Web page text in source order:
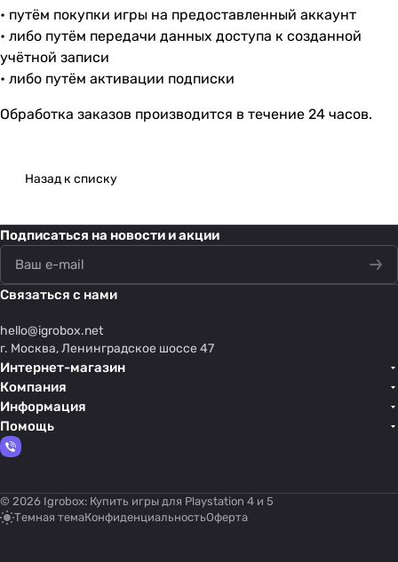
• путём покупки игры на предоставленный аккаунт
• либо путём передачи данных доступа к созданной
учётной записи
• либо путём активации подписки
Обработка заказов производится в течение 24 часов.
Назад к списку
Подписаться на новости и акции
Связаться с нами
hello@igrobox.net
г. Москва, Ленинградское шоссе 47
Интернет-магазин
Компания
Информация
Помощь
© 2026 Igrobox: Купить игры для Playstation 4 и 5
Темная темаКонфиденциальностьОферта